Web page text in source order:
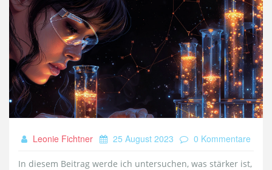
Leonie Fichtner 25 August 2023 0 Kommentare
In diesem Beitrag werde ich untersuchen, was stärker ist,